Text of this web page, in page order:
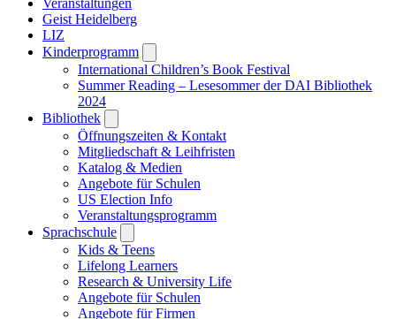
Geist Heidelberg
LIZ
Kinderprogramm
submenu
International Children’s Book Festival
Summer Reading – Lesesommer der DAI Bibliothek
2024
Bibliothek
submenu
Öffnungszeiten & Kontakt
Mitgliedschaft & Leihfristen
Katalog & Medien
Angebote für Schulen
US Election Info
Veranstaltungsprogramm
Sprachschule
submenu
Kids & Teens
Lifelong Learners
Research & University Life
Angebote für Schulen
Angebote für Firmen